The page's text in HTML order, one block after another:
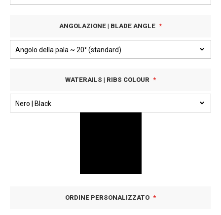
ANGOLAZIONE | BLADE ANGLE
WATERAILS | RIBS COLOUR
ORDINE PERSONALIZZATO